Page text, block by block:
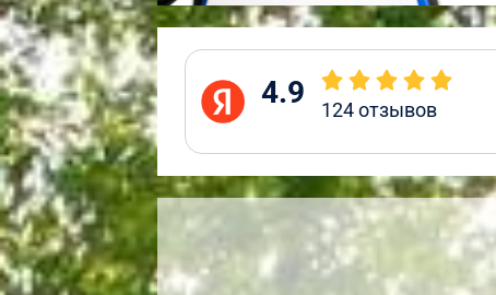
4.9 124отзывов